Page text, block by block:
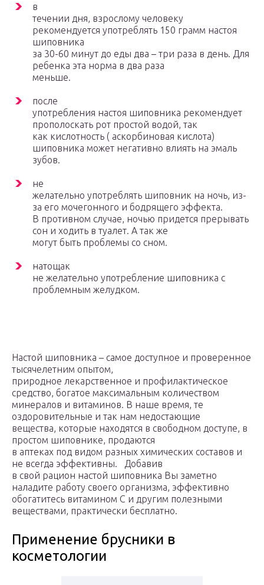
в
течении дня, взрослому человеку
рекомендуется употреблять 150 грамм настоя
шиповника
за 30-60 минут до еды два – три раза в день. Для
ребенка эта норма в два раза
меньше.
после
употребления настоя шиповника рекомендует
прополоскать рот простой водой, так
как кислотность ( аскорбиновая кислота)
шиповника может негативно влиять на эмаль
зубов.
не
желательно употреблять шиповник на ночь, из-
за его мочегонного и бодрящего эффекта.
В противном случае, ночью придется прерывать
сон и ходить в туалет. А так же
могут быть проблемы со сном.
натощак
не желательно употребление шиповника с
проблемным желудком.
Настой шиповника – самое доступное и проверенное
тысячелетним опытом,
природное лекарственное и профилактическое
средство, богатое максимальным количеством
минералов и витаминов. В наше время, те
оздоровительные и так нам недостающие
вещества, которые находятся в свободном доступе, в
простом шиповнике, продаются
в аптеках под видом разных химических составов и
не всегда эффективны. Добавив
в свой рацион настой шиповника Вы заметно
наладите работу своего организма, эффективно
обогатитесь витамином С и другим полезными
веществами, практически бесплатно.
Применение брусники в
косметологии